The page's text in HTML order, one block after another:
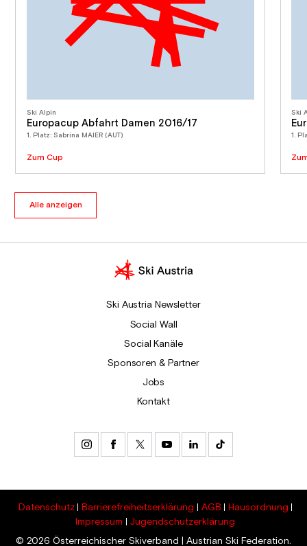
Ski Alpin
Europacup Abfahrt Damen 2016/17
1. Platz: Sabrina MAIER (AUT)
Zum Cup
Ski
1.
Alle anzeigen
Ski Austria Newsletter
Social Wall
Social Kanäle
Sponsoren & Partner
Jobs
Kontakt
Datenschutz Barrierefreiheitserklärung AGB
Hausordnung
Impressum
Jugendschutzerklärung
© 2026 Österreichischer Skiverband | Austrian Ski Federation.